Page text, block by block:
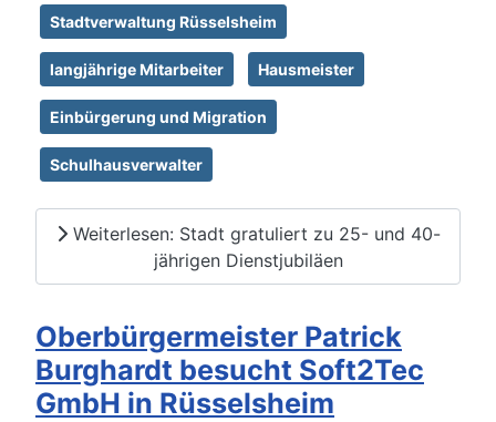
Stadtverwaltung Rüsselsheim
langjährige Mitarbeiter Hausmeister
Einbürgerung und Migration
Schulhausverwalter
Weiterlesen: Stadt gratuliert zu 25- und 40-
jährigen Dienstjubiläen
Oberbürgermeister Patrick
Burghardt besucht Soft2Tec
GmbH in Rüsselsheim